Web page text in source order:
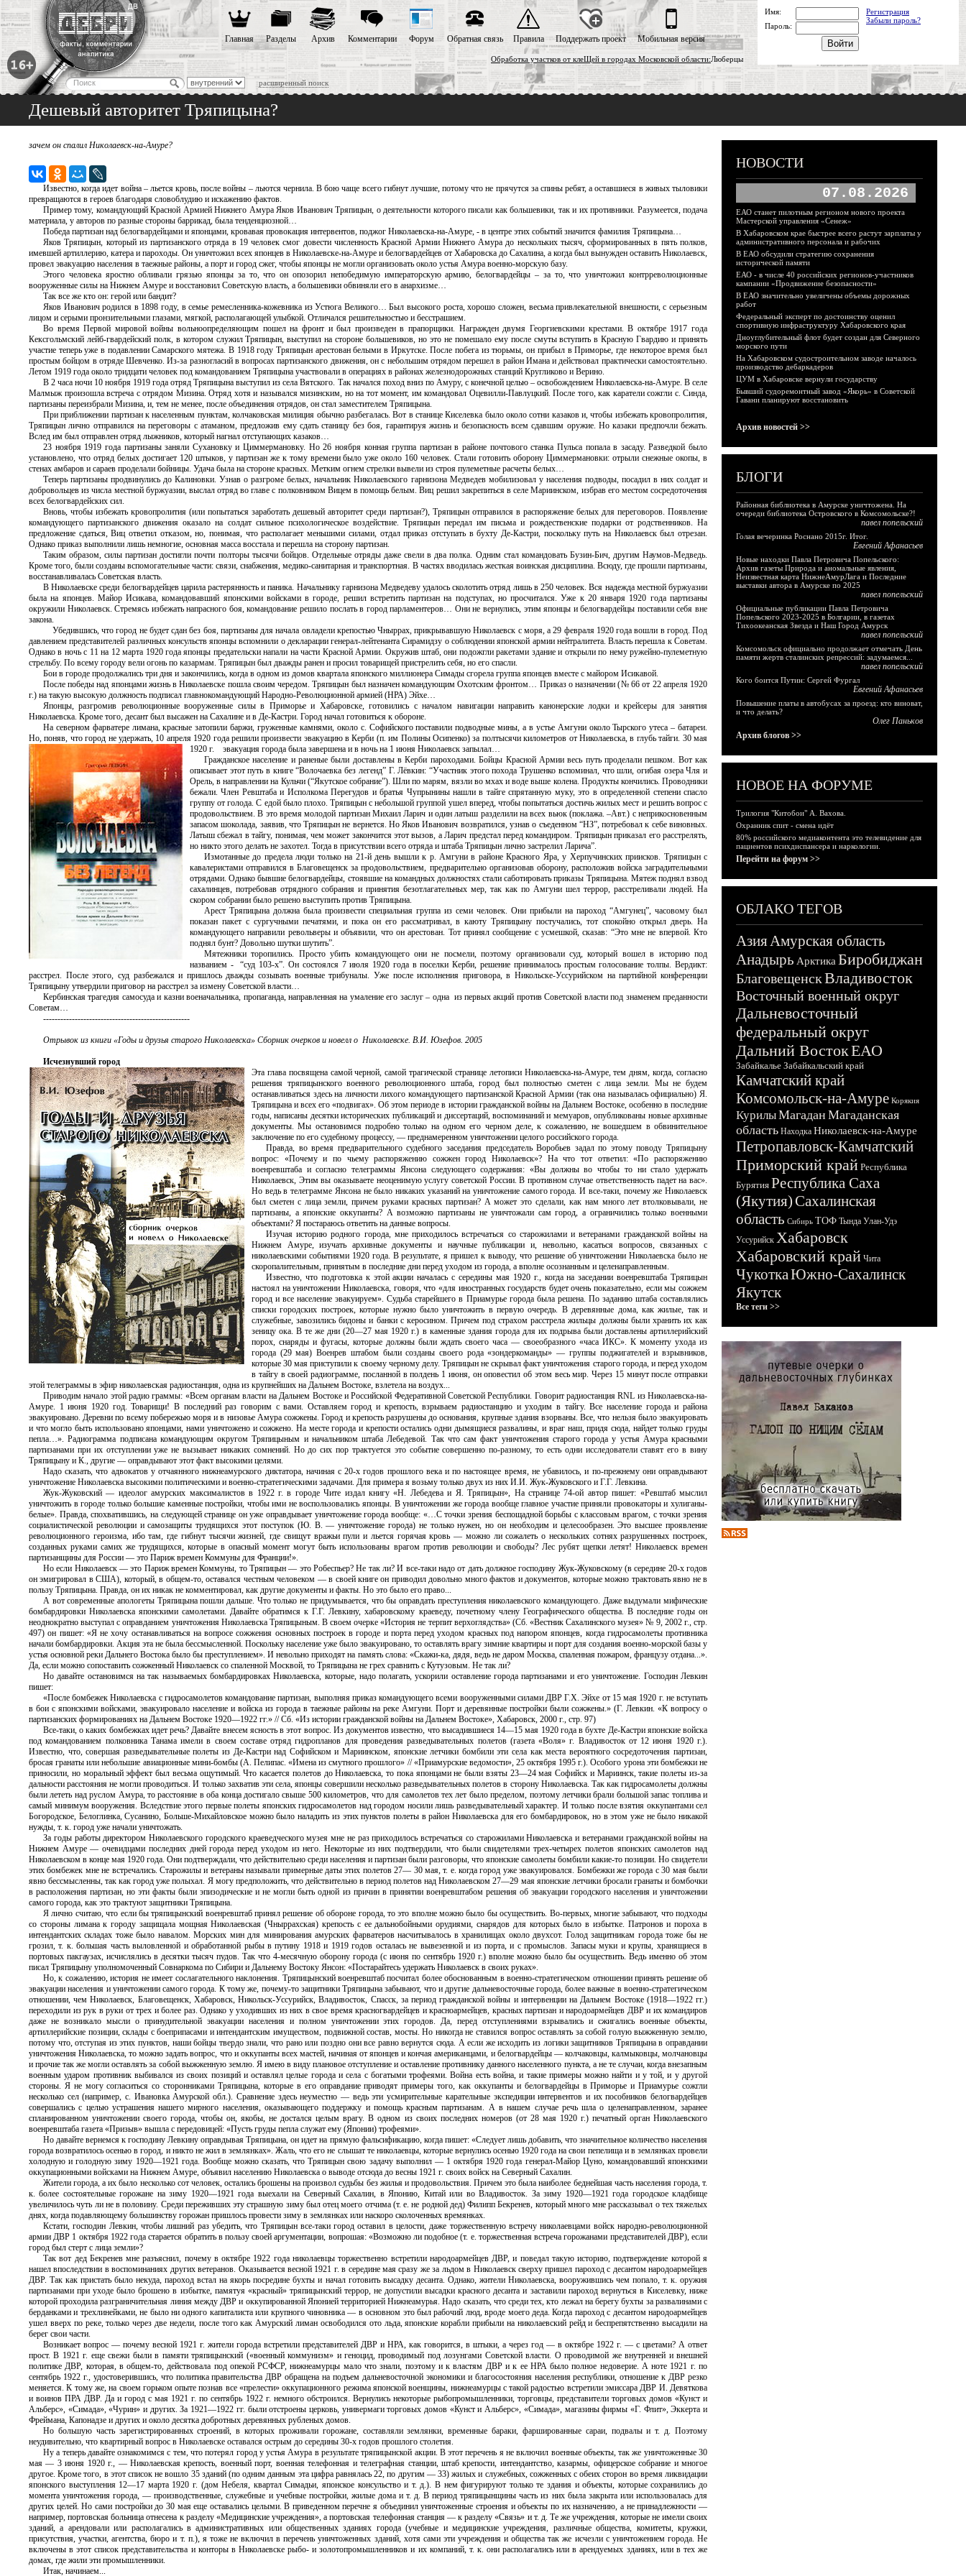
Обработка участков от клеЩей в городах Московской области:Люберцы
расширенный поиск
Главная Разделы Архив Комментарии Форум Обратная связь Правила Поддержать проект Мобильная версия
Имя:
Регистрация
Забыли пароль?
Пароль:
Дешевый авторитет Тряпицына?
зачем он спалил Николаевск-на-Амуре?
Известно, когда идет война – льется кровь, после войны – льются чернила. В бою чаще всего гибнут лучшие, потому что не прячутся за спины ребят, а оставшиеся в живых тыловики
превращаются в героев благодаря словоблудию и искажению фактов.
Пример тому, командующий Красной Армией Нижнего Амура Яков Иванович Тряпицын, о деятельности которого писали как большевики, так и их противники. Разумеется, подача
материала, у авторов по разные стороны баррикад, была тенденциозной…
Победа партизан над белогвардейцами и японцами, кровавая провокация интервентов, поджог Николаевска-на-Амуре, - в центре этих событий значится фамилия Тряпицына…
Яков Тряпицын, который из партизанского отряда в 19 человек смог довести численность Красной Армии Нижнего Амура до нескольких тысяч, сформированных в пять полков,
имевшей артиллерию, катера и пароходы. Он уничтожил всех японцев в Николаевске-на-Амуре и белогвардейцев от Хабаровска до Сахалина, а когда был вынужден оставить Николаевск,
провел эвакуацию населения в таежные районы, а порт и город сжег, чтобы японцы не могли организовать около устья Амура военно-морскую базу.
Этого человека яростно обливали грязью японцы за то, что он опозорил непобедимую императорскую армию, белогвардейцы – за то, что уничтожил контрреволюционные
вооруженные силы на Нижнем Амуре и восстановил Советскую власть, а большевики обвиняли его в анархизме…
Так все же кто он: герой или бандит?
Яков Иванович родился в 1898 году, в семье ремесленника-кожевника из Устюга Великого… Был высокого роста, хорошо сложен, весьма привлекательной внешности, с серьезным
лицом и серыми пронзительными глазами, мягкой, располагающей улыбкой. Отличался решительностью и бесстрашием.
Во время Первой мировой войны вольноопределяющим пошел на фронт и был произведен в прапорщики. Награжден двумя Георгиевскими крестами. В октябре 1917 года
Кексгольмский лейб-гвардейский полк, в котором служил Тряпицын, выступил на стороне большевиков, но это не помешало ему после смуты вступить в Красную Гвардию и принять
участие теперь уже в подавлении Самарского мятежа. В 1918 году Тряпицын арестован белыми в Иркутске. После побега из тюрьмы, он прибыл в Приморье, где некоторое время был
простым бойцом в отряде Шевченко. Из-за разногласий в вопросах партизанского движения, он с небольшим отрядом перешел в район Имана и действовал практически самостоятельно.
Летом 1919 года около тридцати человек под командованием Тряпицына участвовали в операциях в районах железнодорожных станций Кругликово и Верино.
В 2 часа ночи 10 ноября 1919 года отряд Тряпицына выступил из села Вятского. Так начался поход вниз по Амуру, с конечной целью – освобождением Николаевска-на-Амуре. В селе
Малмыж произошла встреча с отрядом Мизина. Отряд хотя и назывался мизинским, но на тот момент, им командовал Оцевилли-Павлуцкий. После того, как каратели сожгли с. Синда,
партизаны переизбрали Мизина, и, тем не менее, после объединения отрядов, он стал заместителем Тряпицына.
При приближении партизан к населенным пунктам, колчаковская милиция обычно разбегалась. Вот в станице Киселевка было около сотни казаков и, чтобы избежать кровопролития,
Тряпицын лично отправился на переговоры с атаманом, предложив ему сдать станицу без боя, гарантируя жизнь и безопасность всем сдавшим оружие. Но казаки предпочли бежать.
Вслед им был отправлен отряд лыжников, который нагнал отступающих казаков…
23 ноября 1919 года партизаны заняли Сухановку и Циммермановку. Но 26 ноября конная группа партизан в районе почтового станка Пульса попала в засаду. Разведкой было
установлено, что отряд белых достигает 120 штыков, у партизан же к тому времени было уже около 160 человек. Стали готовить оборону Циммермановки: отрыли снежные окопы, в
стенах амбаров и сараев проделали бойницы. Удача была на стороне красных. Метким огнем стрелки вывели из строя пулеметные расчеты белых…
Теперь партизаны продвинулись до Калиновки. Узнав о разгроме белых, начальник Николаевского гарнизона Медведев мобилизовал у населения подводы, посадил в них солдат и
добровольцев из числа местной буржуазии, выслал отряд во главе с полковником Вицем в помощь белым. Виц решил закрепиться в селе Мариинском, избрав его местом сосредоточения
всех белогвардейских сил.
Вновь, чтобы избежать кровопролития (или попытаться заработать дешевый авторитет среди партизан?), Тряпицын отправился в распоряжение белых для переговоров. Появление
командующего партизанского движения оказало на солдат сильное психологическое воздействие. Тряпицын передал им письма и рождественские подарки от родственников. На
предложение сдаться, Виц ответил отказом, но, понимая, что располагает меньшими силами, отдал приказ отступать в бухту Де-Кастри, поскольку путь на Николаевск был отрезан.
Однако приказ выполнили лишь немногие, основная масса восстала и перешла на сторону партизан.
Таким образом, силы партизан достигли почти полторы тысячи бойцов. Отдельные отряды даже свели в два полка. Одним стал командовать Бузин-Бич, другим Наумов-Медведь.
Кроме того, были созданы вспомогательные части: связи, снабжения, медико-санитарная и транспортная. В частях вводилась жесткая воинская дисциплина. Всюду, где прошли партизаны,
восстанавливалась Советская власть.
В Николаевске среди белогвардейцев царила растерянность и паника. Начальнику гарнизона Медведеву удалось сколотить отряд лишь в 250 человек. Вся надежда местной буржуазии
была на японцев. Майор Исикава, командовавший японскими войсками в городе, решил встретить партизан на подступах, но просчитался. Уже к 20 января 1920 года партизаны
окружили Николаевск. Стремясь избежать напрасного боя, командование решило послать в город парламентеров… Они не вернулись, этим японцы и белогвардейцы поставили себя вне
закона.
Убедившись, что город не будет сдан без боя, партизаны для начала овладели крепостью Чныррах, прикрывавшую Николаевск с моря, а 29 февраля 1920 года вошли в город. Под
давлением представителей различных консульств японцы вспомнили о декларации генерал-лейтенанта Сирамидзу о соблюдении японской армии нейтралитета. Власть перешла к Советам.
Однако в ночь с 11 на 12 марта 1920 года японцы предательски напали на части Красной Армии. Окружив штаб, они подожгли ракетами здание и открыли по нему ружейно-пулеметную
стрельбу. По всему городу вели огонь по казармам. Тряпицын был дважды ранен и просил товарищей пристрелить себя, но его спасли.
Бои в городе продолжались три дня и закончились, когда в одном из домов квартала японского миллионера Симады сгорела группа японцев вместе с майором Исикавой.
После победы над японцами жизнь в Николаевске пошла своим чередом. Тряпицын был назначен командующим Охотским фронтом… Приказ о назначении (№ 66 от 22 апреля 1920
г.) на такую высокую должность подписал главнокомандующий Народно-Революционной армией (НРА) Эйхе…
Японцы, разгромив революционные вооруженные силы в Приморье и Хабаровске, готовились с началом навигации направить канонерские лодки и крейсеры для занятия
Николаевска. Кроме того, десант был высажен на Сахалине и в Де-Кастри. Город начал готовиться к обороне.
На северном фарватере лимана, красные затопили баржи, груженные камнями, около с. Софийского поставили подводные мины, а в устье Амгуни около Тырского утеса – батареи.
Но, поняв, что город не удержать, 10 апреля 1920 года решили произвести эвакуацию в Керби (п. им Полины Осипенко) за полтысячи километров от Николаевска, в глубь тайги. 30 мая
1920 г. эвакуация города была завершена и в ночь на 1 июня Николаевск запылал…
Гражданское население и раненые были доставлены в Керби пароходами. Бойцы Красной Армии весь путь проделали пешком. Вот как
описывает этот путь в книге “Волочаевка без легенд” Г. Лёвкин: “Участник этого похода Трушенко вспоминал, что шли, огибая озера Чля и
Орель, в направлении на Кульчи (“Якутское собрание”). Шли по марям, вязли во мхах и воде выше колена. Продукты кончились. Проводники
бежали. Член Ревштаба и Исполкома Перегудов и братья Чупрынины нашли в тайге спрятанную муку, это в определенной степени спасло
группу от голода. С едой было плохо. Тряпицын с небольшой группой ушел вперед, чтобы попытаться достичь жилых мест и решить вопрос с
продовольствием. В это время молодой партизан Михаил Ларич и один латыш разделили на всех вьюк (поклажа. –Авт.) с неприкосновенным
запасом шоколада, заявив, что Тряпицын не вернется. Но Яков Иванович возвратился, узнав о съеденном “НЗ”, потребовал к себе виновных.
Латыш сбежал в тайгу, понимая, чем может закончится этот вызов, а Ларич предстал перед командиром. Тряпицын приказал его расстрелять,
но никто этого делать не захотел. Тогда в присутствии всего отряда и штаба Тряпицын лично застрелил Ларича”.
Измотанные до предела люди только на 21-й день вышли к р. Амгуни в районе Красного Яра, у Херпучинских приисков. Тряпицын с
кавалеристами отправился в Благовещенск за продовольствием, предварительно организовав оборону, расположив войска заградительными
отрядами. Однако бывшие белогвардейцы, стоявшие на командных должностях стали саботировать приказы Тряпицына. Мятеж поднял взвод
сахалинцев, потребовав отрядного собрания и принятия безотлагательных мер, так как по Амгуни шел террор, расстреливали людей. На
скором собрании было решено выступить против Тряпицына.
Арест Тряпицына должна была произвести специальная группа из семи человек. Они прибыли на пароход “Амгунец”, часовому был
показан пакет с сургучными печатями, и пока он его рассматривал, в каюту Тряпицыну постучались, тот спокойно открыл дверь. На
командующего направили револьверы и объявили, что он арестован. Тот принял сообщение с усмешкой, сказав: “Это мне не впервой. Кто
поднял бунт? Довольно шутки шутить”.
Мятежники торопились. Просто убить командующего они не посмели, поэтому организовали суд, который вошел в историю под
названием - “суд 103-х”. Он состоялся 7 июля 1920 года в поселки Керби, решение принималось простым голосование толпы. Вердикт:
расстрел. После этого, суд разбежался и пришлось дважды созывать военные трибуналы. Уже после исполнения приговора, в Никольске-Уссурийском на партийной конференции
Тряпицыну утвердили приговор на расстрел за измену Советской власти…
Кербинская трагедия самосуда и казни военачальника, пропаганда, направленная на умаление его заслуг – одна из первых акций против Советской власти под знаменем преданности
Советам…
---------------------------------------------------
Отрывок из книги «Годы и друзья старого Николаевска» Сборник очерков и новелл о Николаевске. В.И. Юзефов. 2005
Исчезнувший город
Эта глава посвящена самой черной, самой трагической странице летописи Николаевска-на-Амуре, тем дням, когда, согласно
решения тряпицынского военного революционного штаба, город был полностью сметен с лица земли. Мы не будем
останавливаться здесь на личности лихого командующего партизанской Красной Армии (так она называлась официально) Я.
Тряпицына и всех его «подвигах». Об этом периоде в истории гражданской войны на Дальнем Востоке, особенно в последние
годы, написаны десятки исторических публикаций и диссертаций, воспоминаний и мемуаров, опубликованы новые архивные
документы. Мы остановимся подробно только на одном его черном деле, к сожалению, не вошедшем в обвинительное
заключение по его судебному процессу, — преднамеренном уничтожении целого российского города.
Правда, во время предварительного судебного заседания председатель Воробьев задал по этому поводу Тряпицыну
вопрос: «Почему и по чьему распоряжению сожжен город Николаевск»? На что тот ответил: «По распоряжению
военревштаба и согласно телеграммы Янсона следующего содержания: «Вы должны во чтобы то ни стало удержать
Николаевск, Этим вы оказываете неоценимую услугу советской России. В противном случае ответственность падет на вас».
Но ведь в телеграмме Янсона не было никаких указаний на уничтожение самого города. И все-таки, почему же Николаевск
был сметен с лица земли, причем руками красных партизан? А может это сделали, как нам много лет втолковывали, не
партизаны, а японские оккупанты? А возможно партизаны не уничтожали сам город, а ограничились только военными
объектами? Я постараюсь ответить на данные вопросы.
Изучая историю родного города, мне приходилось встречаться со старожилами и ветеранами гражданской войны на
Нижнем Амуре, изучать архивные документы и научные публикации и, невольно, касаться вопросов, связанных с
николаевскими событиями 1920 года. В результате, я пришел к выводу, что решение об уничтожении Николаевска было не
скоропалительным, принятым в последние дни перед уходом из города, а вполне осознанным и целенаправленным.
Известно, что подготовка к этой акции началась с середины мая 1920 г., когда на заседании военревштаба Тряпицын
настоял на уничтожении Николаевска, говоря, что «для иностранных государств будет очень показательно, если мы сожжем
город и все население эвакуируем». Судьба старейшего в Приамурье города была решена. По заданию штаба составлялись
списки городских построек, которые нужно было уничтожить в первую очередь. В деревянные дома, как жилые, так и
служебные, завозились бидоны и банки с керосином. Причем под страхом расстрела жильцы должны были хранить их как
зеницу ока. В те же дни (20—27 мая 1920 г.) в каменные здания города для их подрыва были доставлены артиллерийский
порох, снаряды и фугасы, которые должны были ждать своего часа — своеобразного «часа ИКС». К моменту ухода из
города (29 мая) Военрев штабом были созданы своего рода «зондеркоманды» — группы поджигателей и взрывников,
которые 30 мая приступили к своему черному делу. Тряпицын не скрывал факт уничтожения старого города, и перед уходом
в тайгу в своей радиограмме, посланной в полдень 1 июня, он оповестил об этом весь мир. Через 15 минут после отправки
этой телеграммы в эфир николаевская радиостанция, одна из крупнейших на Дальнем Востоке, взлетела на воздух...
Приводим начало этой радио граммы: «Всем органам власти на Дальнем Востоке и Российской Федеративной Советской Республики. Говорит радиостанция RNL из Николаевска-на-
Амуре. 1 июня 1920 год. Товарищи! В последний раз говорим с вами. Оставляем город и крепость, взрываем радиостанцию и уходим в тайгу. Все население города и района
эвакуировано. Деревни по всему побережью моря и в низовье Амура сожжены. Город и крепость разрушены до основания, крупные здания взорваны. Все, что нельзя было эвакуировать
и что могло быть использовано японцами, нами уничтожено и сожжено. На месте города и крепости остались одни дымящиеся развалины, и враг наш, придя сюда, найдет только груды
пепла…». Радиограмма подписана командующим округом Тряпицыным и начальником штаба Лебедевой. Так что сам факт уничтожения старого города у устья Амура красными
партизанами при их отступлении уже не вызывает никаких сомнений. Но до сих пор трактуется это событие совершенно по-разному, то есть одни исследователи ставят его в вину
Тряпицыну и К., другие — оправдывают этот факт высокими целями.
Надо сказать, что адвокатов у отчаянного нижнеамурского диктатора, начиная с 20-х годов прошлого века и по настоящее время, не убавилось, и по-прежнему они оправдывают
уничтожение Николаевска высокими политическими и военно-стратегическими задачами. Для примера я возьму только двух из них И.И. Жук-Жуковского и Г.Г. Левкина.
Жук-Жуковский — идеолог амурских максималистов в 1922 г. в городе Чите издал книгу «Н. Лебедева и Я. Тряпицын», На странице 74-ой автор пишет: «Ревштаб мыслил
уничтожить в городе только большие каменные постройки, чтобы ими не воспользовались японцы. В уничтожении же города вообще главное участие приняли провокаторы и хулиганы-
белые». Правда, спохватившись, на следующей странице он уже оправдывает уничтожение города вообще: «…С точки зрения беспощадной борьбы с классовым врагом, с точки зрения
социалистической революции и самозащиты трудящихся этот поступок (Ю. В. — уничтожение города) не только нужен, но он необходим и целесообразен. Это высшее проявление
революционного героизма, ибо там, где гибнут тысячи жизней, где свищут вражьи пули и льется горячая кровь — можно ли сожалеть о нескольких сотнях разрушенных построек,
созданных руками самих же трудящихся, которые в опасный момент могут быть использованы врагом против революции и свободы? Лес рубят щепки летят! Николаевск времен
партизанщины для России — это Париж времен Коммуны для Франции!».
Но если Николаевск — это Париж времен Коммуны, то Тряпицын — это Робеспьер? Не так ли? И все-таки надо от дать должное господину Жук-Жуковскому (в середине 20-х годов
он эмигрировал в США), который, в общем-то, оставался честным человеком — в своей книге он приводил довольно много фактов и документов, которые можно трактовать явно не в
пользу Тряпицына. Правда, он их никак не комментировал, как другие документы и факты. Но это было его право...
А вот современные апологеты Тряпицына пошли дальше. Что только не придумывается, что бы оправдать преступления николаевского командующего. Даже выдумали мифические
бомбардировки Николаевска японскими самолетами. Давайте обратимся к Г.Г. Левкину, хабаровскому краеведу, почетному члену Географического общества. В последние годы он
неоднократно выступал с оправданием уничтожения Николаевска Тряпицыным. В своем очерке «История не терпит верхоглядства» (Сб. «Вестник Сахалинского музея» № 9, 2002 г., стр.
497) он пишет: «Я не хочу останавливаться на вопросе сожжения основных построек в городе и порта перед уходом красных под напором японцев, когда гидросамолеты противника
начали бомбардировки. Акция эта не была бессмысленной. Поскольку население уже было эвакуировано, то оставлять врагу зимние квартиры и порт для создания военно-морской базы у
устья основной реки Дальнего Востока было бы преступлением». И невольно приходят на память слова: «Скажи-ка, дядя, ведь не даром Москва, спаленная пожаром, французу отдана...».
Да, если можно сопоставить сожженный Николаевск со спаленной Москвой, то Тряпицына не грех сравнить с Кутузовым. Не так ли?
Но давайте остановимся на так называемых бомбардировках Николаевска, которые, надо полагать, ускорили оставление города партизанами и его уничтожение. Господин Левкин
пишет:
«После бомбежек Николаевска с гидросамолетов командование партизан, выполняя приказ командующего всеми вооруженными силами ДВР Г.Х. Эйхе от 15 мая 1920 г. не вступать
в бои с японскими войсками, эвакуировало население и войска из города в таежные районы на реке Амгуни. Порт и деревянные постройки были сожжены.» (Г. Левкин. «К вопросу о
партизанских формированиях на Дальнем Востоке 1920—1922 гг.» // Сб. «Из истории гражданской войны на Дальнем Востоке», Хабаровск, 2000 г., стр. 97)
Все-таки, о каких бомбежках идет речь? Давайте внесем ясность в этот вопрос. Из документов известно, что высадившиеся 14—15 мая 1920 года в бухте Де-Кастри японские войска
под командованием полковника Танама имели в своем составе отряд гидропланов для проведения разведывательных полетов (газета «Воля» г. Владивосток от 12 июня 1920 г.).
Известно, что, совершая разведывательные полеты из Де-Кастри над Софийском и Мариинском, японские летчики бомбили эти села как места вероятного сосредоточения партизан,
бросая гранаты или небольшие авиационные мини-бомбы (А. Пелипас. «Имена из смутного прошлого» // «Приамурские ведомости», 25 октября 1995 г.). Особого урона эти бомбежки не
приносили, но моральный эффект был весьма ощутимый. Что касается полетов до Николаевска, то пока японцами не были взяты 23—24 мая Софийск и Мариинск, такие полеты из-за
дальности расстояния не могли проводиться. И только захватив эти села, японцы совершили несколько разведывательных полетов в сторону Николаевска. Так как гидросамолеты должны
были лететь над руслом Амура, то расстояние в оба конца достигало свыше 500 километров, что для самолетов тех лет было пределом, поэтому летчики брали большой запас топлива и
самый минимум вооружения. Вследствие этого первые полеты японских гидросамолетов над городом носили лишь разведывательный характер. И только после взятия оккупантами сел
Богородское, Белоглинка, Сусанино, Больше-Михайловское можно было наладить из этих пунктов полеты в район Николаевска для его бомбардировок, но в этом уже не было никакой
нужды, т. к. город уже начали уничтожать.
За годы работы директором Николаевского городского краеведческого музея мне не раз приходилось встречаться со старожилами Николаевска и ветеранами гражданской войны на
Нижнем Амуре — очевидцами последних дней города перед уходом из него. Некоторые из них подтвердили, что были свидетелями трех-четырех полетов японских самолетов над
Николаевском в конце мая 1920 года. Они подтверждали, что действительно среди населения и партизан были разговоры, что японские самолеты бомбили какие-то позиции. Но свидетели
этих бомбежек мне не встречались. Старожилы и ветераны называли примерные даты этих полетов 27— 30 мая, т. е. когда город уже эвакуировался. Бомбежки же города с 30 мая были
явно бессмысленны, так как город уже полыхал. Я могу предположить, что действительно в период полетов над Николаевском 27—29 мая японские летчики бросали гранаты и бомбочки
в расположения партизан, но эти факты были эпизодические и не могли быть одной из причин в принятии военревштабом решения об эвакуации городского населения и уничтожении
самого города, как это трактуют защитники Тряпицына.
Я лично считаю, что если бы тряпицынский военревштаб принял решение об обороне города, то это вполне можно было бы осуществить. Во-первых, многие забывают, что подходы
со стороны лимана к городу защищала мощная Николаевская (Чныррахская) крепость с ее дальнобойными орудиями, снарядов для которых было в избытке. Патронов и пороха в
интендантских складах тоже было навалом. Морских мин для минирования амурских фарватеров насчитывалось в хранилищах около двухсот. Голод защитникам города тоже бы не
грозил, т. к. большая часть выловленной и обработанной рыбы в путину 1918 и 1919 годов осталась не вывезенной и из порта, и с промыслов. Запасы муки и крупы, хранящиеся в
портовых пакгаузах, исчислялись в десятки тысяч пудов. Так что 4-месячную оборону города (с июня по сентябрь 1920 г.) вполне можно было бы осуществить. Ведь именно об этом
писал Тряпицыну уполномоченный Совнаркома по Сибири и Дальнему Востоку Янсон: «Постарайтесь удержать Николаевск в своих руках».
Но, к сожалению, история не имеет сослагательного наклонения. Тряпицынский военревштаб посчитал более обоснованным в военно-стратегическом отношении принять решение об
эвакуации населения и уничтожении самого города. К тому же, почему-то защитники Тряпицына забывают, что и другие дальневосточные города, более важные в военно-стратегическом
отношении, чем Николаевск, Благовещенск, Хабаровск, Никольск-Уссурийск, Владивосток, Спасск, за период гражданской войны и интервенции на Дальнем Востоке (1918—1922 гг.)
переходили из рук в руки от трех и более раз. Однако у уходивших из них в свое время красногвардейцев и красноармейцев, красных партизан и народоармейцев ДВР и их командиров
даже не возникало мысли о принудительной эвакуации населения и полном уничтожении этих городов. Да, перед отступлениями взрывались и сжигались военные объекты,
артиллерийские позиции, склады с боеприпасами и интендантским имуществом, подвижной состав, мосты. Но никогда не ставился вопрос оставлять за собой голую выжженную землю,
потому что, отступая из этих пунктов, наши бойцы твердо знали, что рано или поздно они все равно вернутся сюда. А если же исходить из логики защитников Тряпицына в оправдании
уничтожения Николаевска, то можно задать вопрос, что и оккупанты всех мастей, начиная от японцев и кончая американцами, и белогвардейцы — колчаковцы, калмыковцы, молчановцы
и прочие так же могли оставлять за собой выжженную землю. Я имею в виду плановое отступление и оставление противнику данного населенного пункта, а не те случаи, когда внезапным
военным ударом противник выбивался из своих позиций и оставлял целые города и села с богатыми трофеями. Война есть война, и такие примеры можно найти и у той, и у другой
стороны. Я не могу согласиться со сторонниками Тряпицына, которые в его оправдание приводят примеры того, как оккупанты и белогвардейцы в Приморье и Приамурье сожгли
несколько сел (например, с. Ивановка Амурской обл.). Сравнение здесь неуместно — ведь эти усмирительные карательные экспедиции интервентов и их пособников белогвардейцев
совершались с целью устрашения нашего мирного населения, оказывающего поддержку и помощь красным партизанам. А в нашем случае речь шла о целенаправленном, заранее
спланированном уничтожении своего города, чтобы он, якобы, не достался целым врагу. В одном из своих последних номеров (от 28 мая 1920 г.) печатный орган Николаевского
военревштаба газета «Призыв» вышла с передовицей: «Пусть груды пепла служат ему (Японии) трофеями».
Но давайте вернемся к господину Левкину оправдывая Тряпицына, он идет на прямую фальсификацию, когда пишет: «Следует лишь добавить, что значительное количество населения
города возвратилось осенью в город, и никто не жил в землянках». Жаль, что его не слышат те николаевцы, которые вернулись осенью 1920 года на свои пепелища и в землянках провели
холодную и голодную зиму 1920—1921 года. Вообще можно сказать, что Тряпицын свою задачу выполнил — 1 октября 1920 года генерал-Майор Цуно, командовавший японскими
оккупационными войсками на Нижнем Амуре, объявил населению Николаевска о выводе отсюда до весны 1921 г. своих войск на Северный Сахалин.
Жители города, а их было несколько сот человек, остались брошены на произвол судьбы без жилья и продовольствия. Причем это была наиболее беднейшая часть населения города, т.
к. более состоятельные горожане на зиму 1920—1921 года выехали на Северный Сахалин, в Японию, Китай или во Владивосток. За зиму 1920—1921 года городское кладбище
увеличилось чуть ли не в половину. Среди переживших эту страшную зиму был отец моего отчима (т. е. не родной дед) Филипп Бекренев, который много мне рассказывал о тех тяжелых
днях, когда подавляющему большинству горожан пришлось провести зиму в землянках или наскоро сколоченных времянках.
Кстати, господин Левкин, чтобы лишний раз убедить, что Тряпицын все-таки город оставил в целости, даже торжественную встречу николаевцами войск народно-революционной
армии ДВР 1 октября 1922 года старается обратить в пользу своей аргументации, вопрошая: «Возможно ли подобное (т. е. торжественная встреча горожанами представителей ДВР), если
город был стерт с лица земли»?
Так вот дед Бекренев мне разъяснил, почему в октябре 1922 года николаевцы торжественно встретили народоармейцев ДВР, и поведал такую историю, подтверждение которой я
нашел впоследствии в воспоминаниях других ветеранов. Оказывается весной 1921 г. в середине мая сразу же за льдом в Николаевск сверху пришел пароход с десантом народоармейцев
ДВР. Так как пристать было некуда, пароход встал на якорь посредине бухты и начал готовить высадку десанта. Однако, жители Николаевска, вооружившись чем попало, т. к. оружия
партизанами при уходе было брошено в избытке, памятуя «красный» тряпицынский террор, не допустили высадки красного десанта и заставили пароход вернуться в Киселевку, ниже
которой проходила разграничительная линия между ДВР и оккупированной Японией территорией Нижнеамурья. Надо сказать, что среди тех, кто лежал на берегу бухты за развалинами с
берданками и трехлинейками, не было ни одного капиталиста или крупного чиновника — в основном это был рабочий люд, вроде моего деда. Когда пароход с десантом народоармейцев
ушел вверх по реке, только через две недели, после того как Амурский лиман освободился ото льда, японские корабли прибыли на николаевский рейд и беспрепятственно высадили на
берег свои части.
Возникает вопрос — почему весной 1921 г. жители города встретили представителей ДВР и НРА, как говорится, в штыки, а через год — в октябре 1922 г. — с цветами? А ответ
прост. В 1921 г. еще свежи были в памяти тряпицынский («военный коммунизм» и геноцид, проводимый под лозунгами Советской власти. О проводимой же внутренней и внешней
политике ДВР, которая, в общем-то, действовала под опекой РСФСР, нижнеамурцы мало что знали, поэтому и к властям ДВР и к ее НРА было полное недоверие. А ноте 1921 г. по
сентябрь 1922 г., удостоверившись, что политика правительства ДВР обращена на подъем дальневосточной экономики и благосостояния населения республики, отношение к ДВР резко
меняется. К тому же, на своем горьком опыте познав все «прелести» оккупационного режима японской военщины, нижнеамурцы с такой радостью встретили эмиссара ДВР И. Девяткова
и воинов ПРА ДВР. Да и город с мая 1921 г. по сентябрь 1922 г. немного обстроился. Вернулись некоторые рыбопромышленники, торговцы, представители торговых домов «Кунст и
Альберс», «Симада», «Чурин» и других. За 1921—1922 гг. были отстроены церковь, универмаги торговых домов «Кунст и Альберс», «Симада», магазины фирмы «Г. Флит», Эккерта и
Фреймана, Капонадзе и других и около десятка добротных деревянных рубленых домов.
Но большую часть зарегистрированных строений, в которых проживали горожане, составляли землянки, временные бараки, фаршированные сараи, подвалы и т. д. Поэтому
неудивительно, что квартирный вопрос в Николаевске оставался острым до середины 30-х годов прошлого столетия.
Ну а теперь давайте ознакомимся с тем, что потерял город у устья Амура в результате тряпицынской акции. В этот перечень я не включил военные объекты, так же уничтоженные 30
мая — 3 июня 1920 г., — Николаевская крепость, военный порт, военная телефонная и телеграфная станции, штаб крепости, интендантство, казармы, офицерское собрание и многое
другое. Кроме того, в этот список не вошло 35 зданий (по одним данным эта цифра равнялась 22, по другим — 33) жилых и служебных, сожженных с обеих сторон во время ликвидации
японского выступления 12—17 марта 1920 г. (дом Небеля, квартал Симадьи, японское консульство и т. д.). В нем фигурируют только те здания и объекты, которые сохранились до
момента уничтожения города, — производственные, служебные и учебные постройки, жилые дома и т. д. В период тряпицынщины часть из них была закрыта или использовалась для
других целей. Но сами постройки до 30 мая еще оставались целыми. В приведенном перечне я объединил уничтоженные строения и объекты по их назначению, а не принадлежности —
например, портовская больница отнесена к разделу «Медицинские учреждения», а портовская телефонная станция — к разделу «Связь» и т. д. Те же учреждения, которые не имели своих
зданий, а арендовали или располагались в административных или общественных зданиях города (учебные и медицинские учреждения, различные общества, комитеты, кружки,
присутствия, участки, агентства, бюро и т. п.), я тоже не включил в перечень уничтоженных зданий, хотя сами эти учреждения и общества так же исчезли с уничтожением города. Не
включены в этот список представительства и конторы в Николаевске рыбо- и золотопромышленников и их компаний, т. к. они располагались или в арендуемых зданиях, или в тех же
домах, где жили эти промышленники.
Итак, начинаем...
НОВОСТИ
07.08.2026
ЕАО станет пилотным регионом нового проекта
Мастерской управления «Сенеж»
В Хабаровском крае быстрее всего растут зарплаты у
административного персонала и рабочих
В ЕАО обсудили стратегию сохранения
исторической памяти
ЕАО - в числе 40 российских регионов-участников
кампании «Продвижение безопасности»
В ЕАО значительно увеличены объемы дорожных
работ
Федеральный эксперт по достоинству оценил
спортивную инфраструктуру Хабаровского края
Дноуглубительный флот будет создан для Северного
морского пути
На Хабаровском судостроительном заводе началось
производство дебаркадеров
ЦУМ в Хабаровске вернули государству
Бывший судоремонтный завод «Якорь» в Советской
Гавани планируют восстановить
Архив новостей >>
БЛОГИ
Районная библиотека в Амурске уничтожена. На
очереди библиотека Островского в Комсомольске?!
павел попельский
Голая вечеринка Роснано 2015г. Итог.
Евгений Афанасьев
Новые находки Павла Петровича Попельского:
Архив газеты Природа и аномальные явления,
Неизвестная карта НижнеАмурЛага и Последние
выставки автора в Амурске по 2025
павел попельский
Официальные публикации Павла Петровича
Попельского 2023-2025 в Болгарии, в газетах
Тихоокеанская Звезда и Наш Город Амурск
павел попельский
Комсомольск официально продолжает отмечать День
памяти жертв сталинских репрессий: задумаемся...
павел попельский
Кого боится Путин: Сергей Фургал
Евгений Афанасьев
Повышение платы в автобусах за проезд: кто виноват,
и что делать?
Олег Паньков
Архив блогов >>
НОВОЕ НА ФОРУМЕ
Трилогия "Китобои" А. Вахова.
Охранник спит - смена идёт
80% российского медиаконтента это телевидение для
пациентов психдиспансера и наркологии.
Перейти на форум >>
ОБЛАКО ТЕГОВ
АзияАмурская область
Анадырь Арктика Биробиджан
БлаговещенскВладивосток
Восточный военный округ
Дальневосточный
федеральный округ
Дальний ВостокЕАО
Забайкалье Забайкальский край
Камчатский край
Комсомольск-на-Амуре Корякия
КурилыМагадан Магаданская
область Находка Николаевск-на-Амуре
Петропавловск-Камчатский
Приморский край Республика
Бурятия Республика Саха
(Якутия)Сахалинская
область Сибирь ТОФ Тында Улан-Удэ
Уссурийск Хабаровск
Хабаровский край Чита
ЧукоткаЮжно-Сахалинск
Якутск
Все теги >>